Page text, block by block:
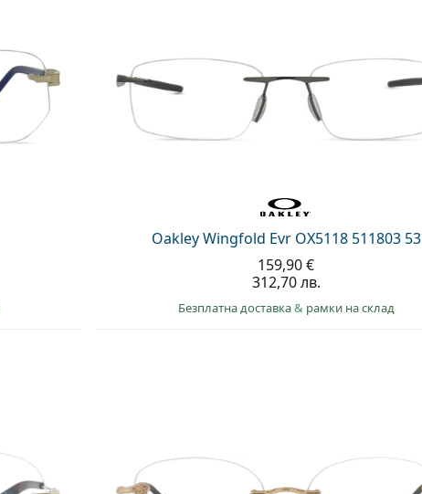
Oakley Wingfold Evr OX5118 511803 53
159,90 €
312,70 лв.
Безплатна доставка& рамки на склад